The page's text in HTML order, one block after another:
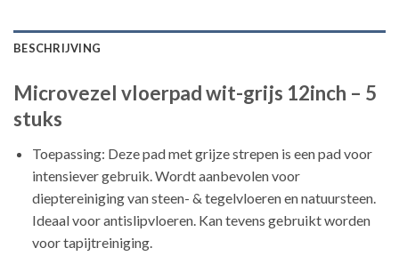
BESCHRIJVING
Microvezel vloerpad wit-grijs 12inch – 5
stuks
Toepassing: Deze pad met grijze strepen is een pad voor
intensiever gebruik. Wordt aanbevolen voor
dieptereiniging van steen- & tegelvloeren en natuursteen.
Ideaal voor antislipvloeren. Kan tevens gebruikt worden
voor tapijtreiniging.